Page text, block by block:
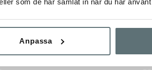
som de har samlat in när du har
Anpassa